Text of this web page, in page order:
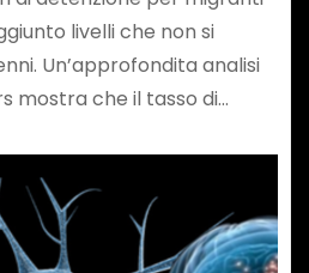
livelli che non si
Un’approfondita analisi
mostra che il tasso di…